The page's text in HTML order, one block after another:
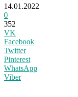
14.01.2022
0
352
VK
Facebook
Twitter
Pinterest
WhatsApp
Viber